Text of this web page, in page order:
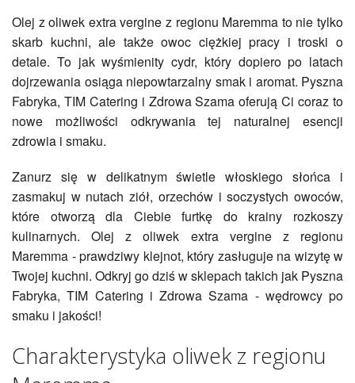
Olej z oliwek extra vergine z regionu Maremma to nie tylko
skarb kuchni, ale także owoc ciężkiej pracy i troski o
detale. To jak wyśmienity cydr, który dopiero po latach
dojrzewania osiąga niepowtarzalny smak i aromat. Pyszna
Fabryka, TIM Catering i Zdrowa Szama oferują Ci coraz to
nowe możliwości odkrywania tej naturalnej esencji
zdrowia i smaku.
Zanurz się w delikatnym świetle włoskiego słońca i
zasmakuj w nutach ziół, orzechów i soczystych owoców,
które otworzą dla Ciebie furtkę do krainy rozkoszy
kulinarnych. Olej z oliwek extra vergine z regionu
Maremma - prawdziwy klejnot, który zasługuje na wizytę w
Twojej kuchni. Odkryj go dziś w sklepach takich jak Pyszna
Fabryka, TIM Catering i Zdrowa Szama - wędrowcy po
smaku i jakości!
Charakterystyka oliwek z regionu